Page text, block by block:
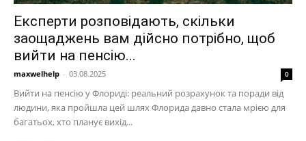
Експерти розповідають, скільки
заощаджень вам дійсно потрібно, щоб
вийти на пенсію...
maxwelhelp - 03.08.2025 0
Вийти на пенсію у Флориді: реальний розрахунок та поради від
людини, яка пройшла цей шлях Флорида давно стала мрією для
багатьох, хто планує вихід...